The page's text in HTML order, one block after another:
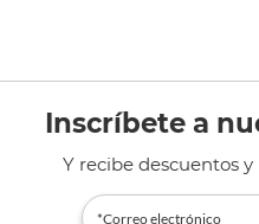
Inscríbete a
Y recibe descuentos